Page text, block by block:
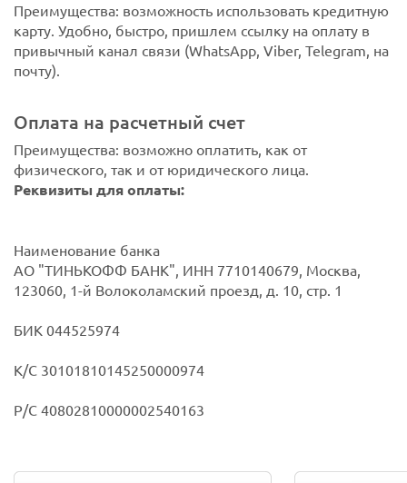
Преимущества: возможность использовать кредитную
карту. Удобно, быстро, пришлем ссылку на оплату в
привычный канал связи (WhatsApp, Viber, Telegram, на
почту).
Оплата на расчетный счет
Преимущества: возможно оплатить, как от
физического, так и от юридического лица.
Реквизиты для оплаты:
Наименование банка
АО "ТИНЬКОФФ БАНК", ИНН 7710140679, Москва,
123060, 1-й Волоколамский проезд, д. 10, стр. 1
БИК 044525974
К/С 30101810145250000974
Р/С 40802810000002540163